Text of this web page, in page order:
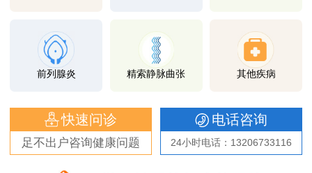
前列腺炎 精索静脉曲张 其他疾病
快速问诊
足不出户咨询健康问题
电话咨询
24小时电话：13206733116